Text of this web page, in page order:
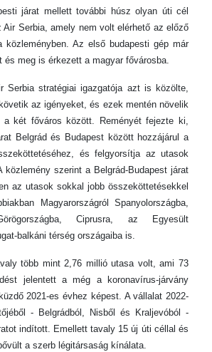
járat mellett további húsz olyan úti cél
Serbia, amely nem volt elérhető az előző
közleményben. Az első budapesti gép már
és meg is érkezett a magyar fővárosba.
Serbia stratégiai igazgatója azt is közölte,
az igényeket, és ezek mentén növelik
a két főváros között. Reményét fejezte ki,
Belgrád és Budapest között hozzájárul a
és felgyorsítja az utasok
közlemény szerint a Belgrád-Budapest járat
az utasok sokkal jobb összeköttetésekkel
Magyarországról Spanyolországba,
Ciprusra, az Egyesült
balkáni térség országaiba is.
több mint 2,76 millió utasa volt, ami 73
jelentett a még a koronavírus-járvány
2021-es évhez képest. A vállalat 2022-
- Belgrádból, Nisből és Kraljevóból -
indított. Emellett tavaly 15 új úti céllal és
a szerb légitársaság kínálata.